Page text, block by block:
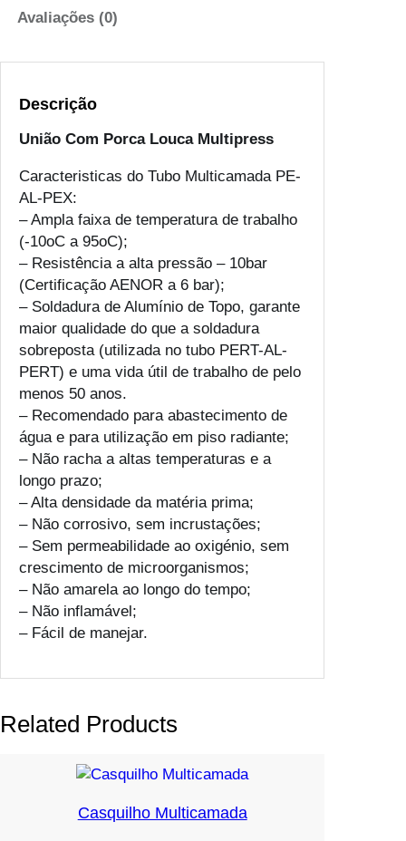
e
Avaliações (0)
Descrição
União Com Porca Louca Multipress
Caracteristicas do Tubo Multicamada PE-
AL-PEX:
– Ampla faixa de temperatura de trabalho
(-10oC a 95oC);
– Resistência a alta pressão – 10bar
(Certificação AENOR a 6 bar);
– Soldadura de Alumínio de Topo, garante
maior qualidade do que a soldadura
sobreposta (utilizada no tubo PERT-AL-
PERT) e uma vida útil de trabalho de pelo
menos 50 anos.
– Recomendado para abastecimento de
água e para utilização em piso radiante;
– Não racha a altas temperaturas e a
longo prazo;
– Alta densidade da matéria prima;
– Não corrosivo, sem incrustações;
– Sem permeabilidade ao oxigénio, sem
crescimento de microorganismos;
– Não amarela ao longo do tempo;
– Não inflamável;
– Fácil de manejar.
Related Products
Casquilho Multicamada